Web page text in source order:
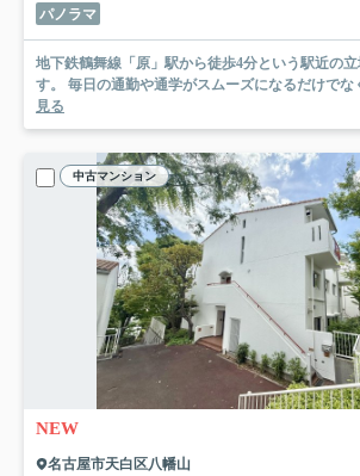
パノラマ
地下鉄鶴舞線「原」駅から徒歩4分という駅近の
す。 毎日の通勤や通学がスムーズになるだけでな
見る
中古マンション
NEW
名古屋市天白区八幡山